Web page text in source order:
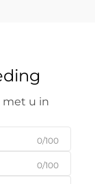
met u in
0/100
0/100